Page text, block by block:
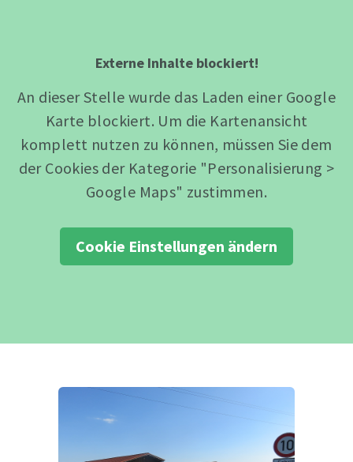
Externe Inhalte blockiert!
An dieser Stelle wurde das Laden einer Google
Karte blockiert. Um die Kartenansicht
komplett nutzen zu können, müssen Sie dem
der Cookies der Kategorie "Personalisierung >
Google Maps" zustimmen.
Cookie Einstellungen ändern